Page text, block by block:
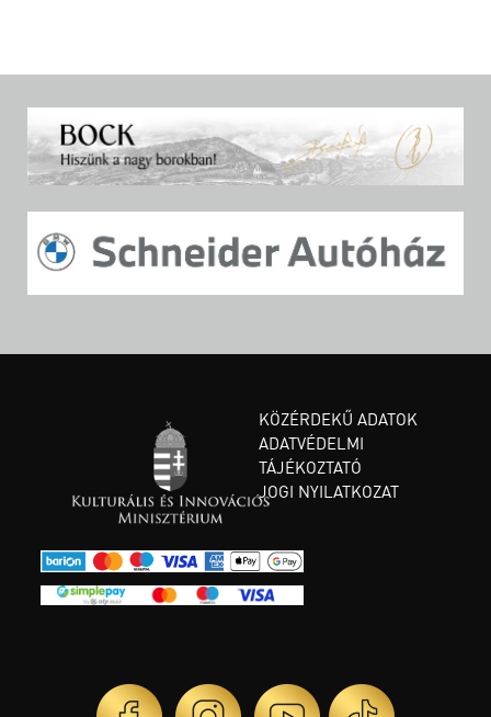
KÖZÉRDEKŰ ADATOK
ADATVÉDELMI
TÁJÉKOZTATÓ
JOGI NYILATKOZAT